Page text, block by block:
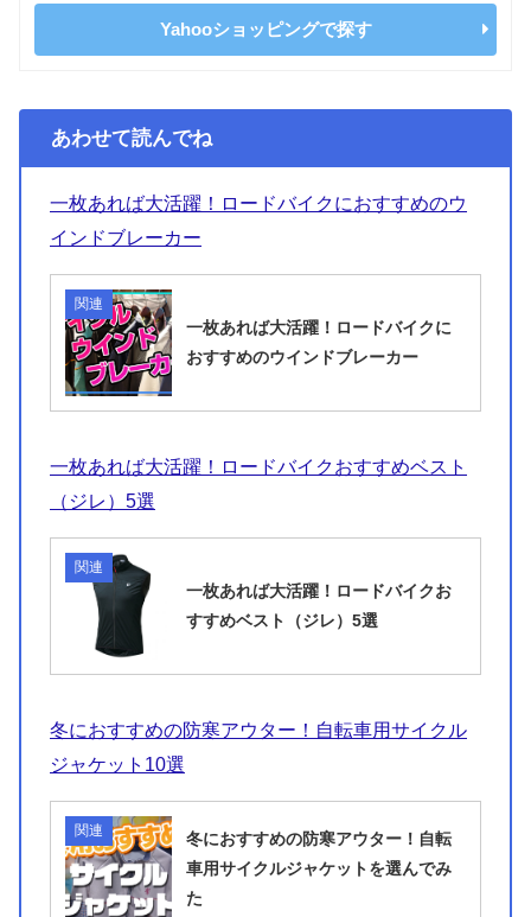
Yahooショッピングで探す
あわせて読んでね
一枚あれば大活躍！ロードバイクにおすすめのウ
インドブレーカー
関連
一枚あれば大活躍！ロードバイクに
おすすめのウインドブレーカー
一枚あれば大活躍！ロードバイクおすすめベスト
（ジレ）5選
関連
一枚あれば大活躍！ロードバイクお
すすめベスト（ジレ）5選
冬におすすめの防寒アウター！自転車用サイクル
ジャケット10選
関連
冬におすすめの防寒アウター！自転
車用サイクルジャケットを選んでみ
た